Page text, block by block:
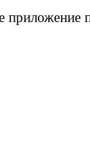
приложение